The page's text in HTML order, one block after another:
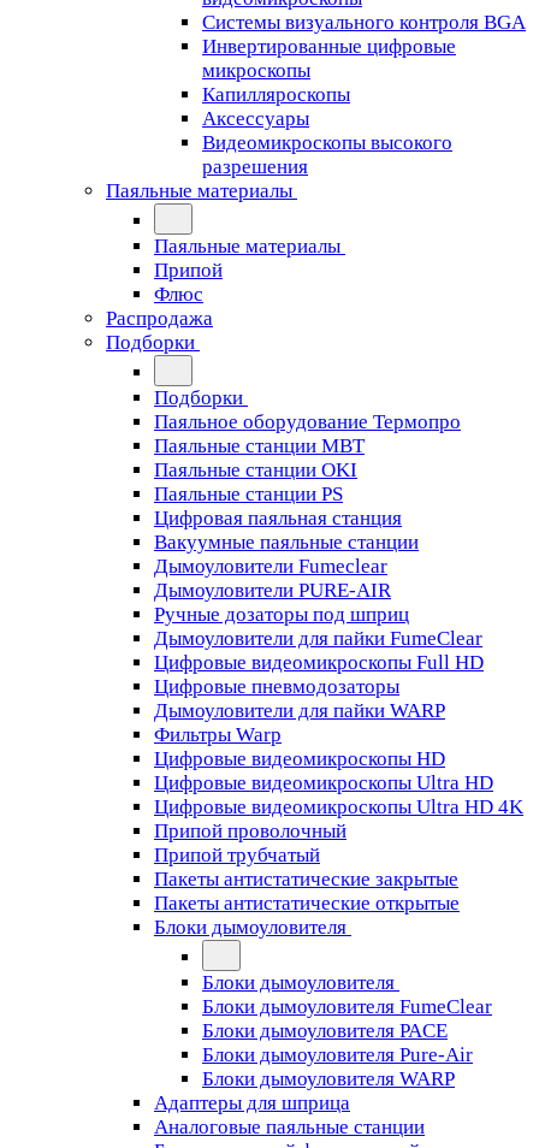
Cистемы визуального контроля BGA
Инвертированные цифровые
микроскопы
Капилляроскопы
Аксессуары
Видеомикроскопы высокого
разрешения
Паяльные материалы
Паяльные материалы
Припой
Флюс
Распродажа
Подборки
Подборки
Паяльное оборудование Термопро
Паяльные станции MBT
Паяльные станции OKI
Паяльные станции PS
Цифровая паяльная станция
Вакуумные паяльные станции
Дымоуловители Fumeclear
Дымоуловители PURE-AIR
Ручные дозаторы под шприц
Дымоуловители для пайки FumeClear
Цифровые видеомикроскопы Full HD
Цифровые пневмодозаторы
Дымоуловители для пайки WARP
Фильтры Warp
Цифровые видеомикроскопы HD
Цифровые видеомикроскопы Ultra HD
Цифровые видеомикроскопы Ultra HD 4K
Припой проволочный
Припой трубчатый
Пакеты антистатические закрытые
Пакеты антистатические открытые
Блоки дымоуловителя
Блоки дымоуловителя
Блоки дымоуловителя FumeClear
Блоки дымоуловителя PACE
Блоки дымоуловителя Pure-Air
Блоки дымоуловителя WARP
Адаптеры для шприца
Аналоговые паяльные станции